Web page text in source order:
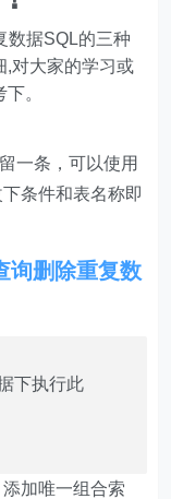
数据SQL的三种
,对大家的学习或
。
一条，可以使用
条件和表名称即
删除重复数
下执行此
加唯一组合索